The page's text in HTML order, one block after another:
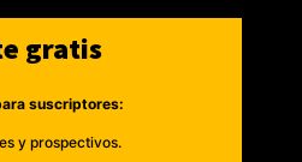
gratis
suscriptores:
y prospectivos.